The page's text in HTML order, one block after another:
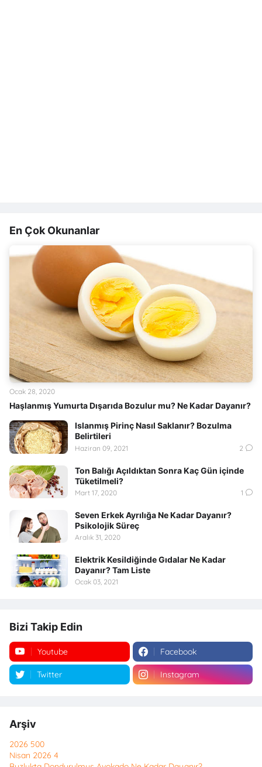
En Çok Okunanlar
Haşlanmış Yumurta Dışarıda Bozulur mu? Ne Kadar Dayanır?
Ocak 28, 2020
Islanmış Pirinç Nasıl Saklanır? Bozulma
Belirtileri
Haziran 09, 2021 2
Ton Balığı Açıldıktan Sonra Kaç Gün içinde
Tüketilmeli?
Mart 17, 2020 1
Seven Erkek Ayrılığa Ne Kadar Dayanır?
Psikolojik Süreç
Aralık 31, 2020
Elektrik Kesildiğinde Gıdalar Ne Kadar
Dayanır? Tam Liste
Ocak 03, 2021
Bizi Takip Edin
Youtube Facebook
Twitter Instagram
Arşiv
2026 500
Nisan 2026 4